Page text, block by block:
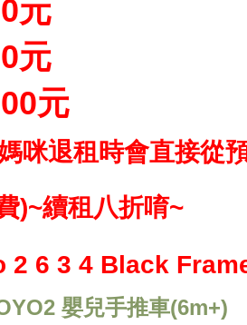
元
元
元
咪退租時會直接從
)~續租八折唷~
嬰兒手推車(6m+)